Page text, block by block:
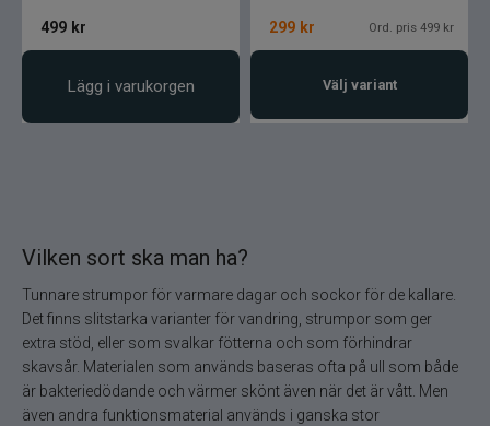
499 kr
Lägg i varukorgen
299 kr Ord. pris 499 kr
Välj variant
Vilken sort ska man ha?
Tunnare strumpor för varmare dagar och sockor för de kallare.
Det finns slitstarka varianter för vandring, strumpor som ger
extra stöd, eller som svalkar fötterna och som förhindrar
skavsår. Materialen som används baseras ofta på ull som både
är bakteriedödande och värmer skönt även när det är vått. Men
även andra funktionsmaterial används i ganska stor